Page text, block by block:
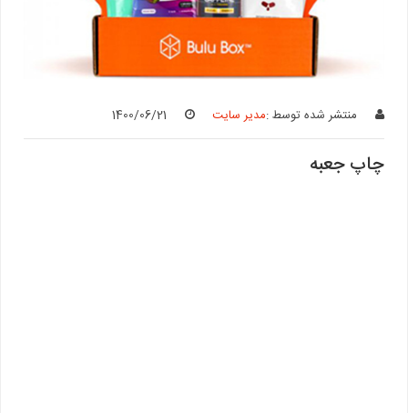
منتشر شده توسط :مدیر سایت 1400/06/21
چاپ جعبه